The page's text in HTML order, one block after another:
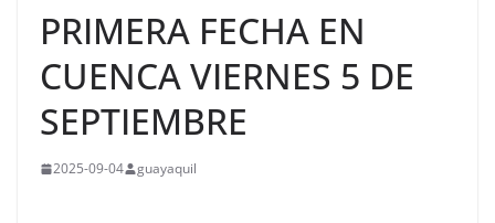
PRIMERA FECHA EN
CUENCA VIERNES 5 DE
SEPTIEMBRE
2025-09-04 guayaquil